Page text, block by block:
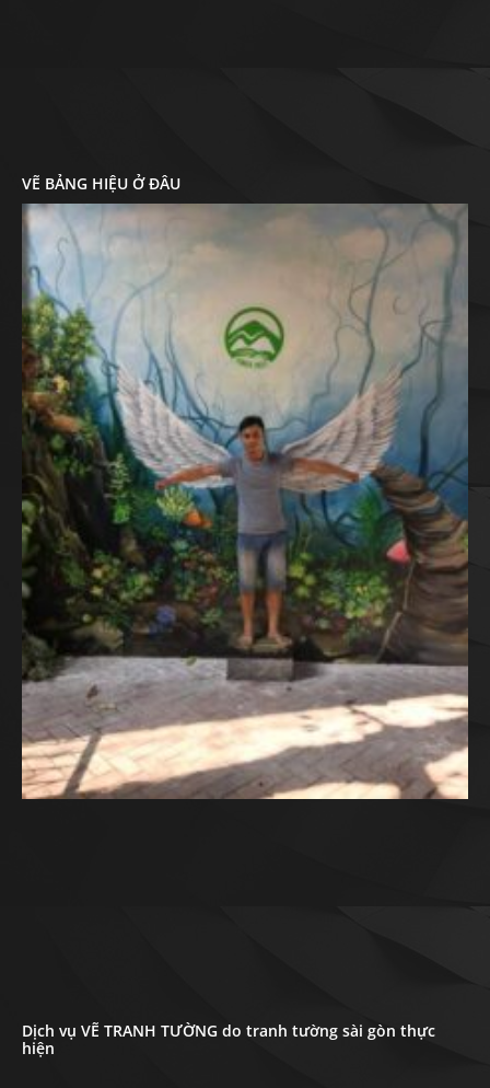
VẼ BẢNG HIỆU Ở ĐÂU
Dịch vụ VẼ TRANH TƯỜNG do tranh tường sài gòn thực
hiện